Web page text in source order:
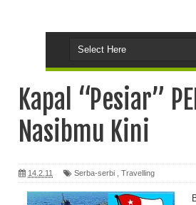
Kapal “Pesiar”
Nasibmu Kini
14.2.11 Serba-serbi Travelling